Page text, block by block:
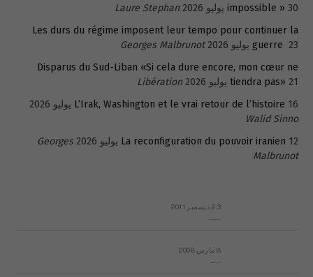
impossible » 30 يوليو 2026
Laure Stephan
Les durs du régime imposent leur tempo pour continuer la
guerre 23 يوليو 2026
Georges Malbrunot
Disparus du Sud-Liban «Si cela dure encore, mon cœur ne
tiendra pas» 21 يوليو 2026
Libération
L’Irak, Washington et le vrai retour de l’histoire 16 يوليو 2026
Walid Sinno
La reconfiguration du pouvoir iranien 12 يوليو 2026
Georges
Malbrunot
23 ديسمبر 2011
8 مارس 2008